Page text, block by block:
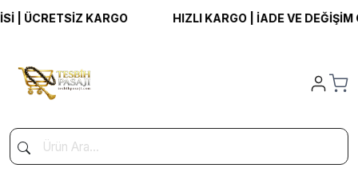
ÜCRETSİZ KARGO HIZLI KARGO | İADE VE DEĞİŞİM